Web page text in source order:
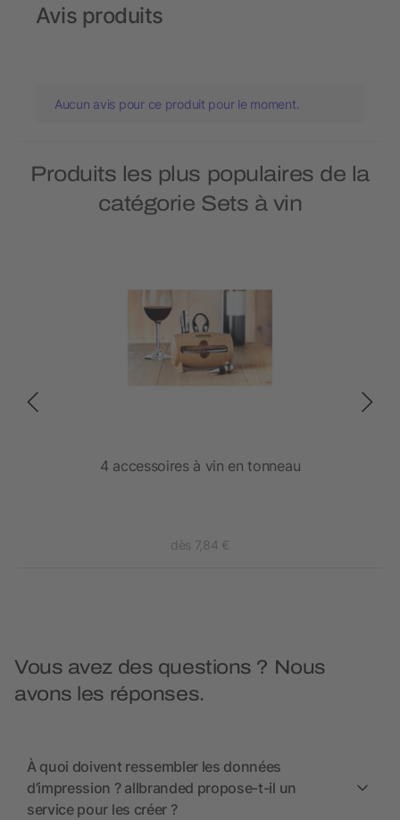
Avis produits
Aucun avis pour ce produit pour le moment.
Produits les plus populaires de la
catégorie Sets à vin
4 accessoires à vin en tonneau
dès 7,84 €
Vous avez des questions ? Nous
avons les réponses.
À quoi doivent ressembler les données
d’impression ? allbranded propose-t-il un
service pour les créer ?